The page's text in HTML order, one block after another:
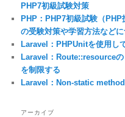
PHP7初級試験対策
PHP：PHP7初級試験（
の受験対策や学習方法など
Laravel：PHPUnitを使用し
Laravel：Route::resource
を制限する
Laravel：Non-static
アーカイブ